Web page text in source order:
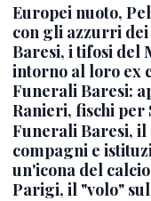
Europei nuoto,
con gli azzurri
Baresi, i tifosi del
intorno al loro ex
Funerali Baresi:
Ranieri, fischi per
Funerali Baresi,
compagni e
un'icona del
Parigi, il "volo"